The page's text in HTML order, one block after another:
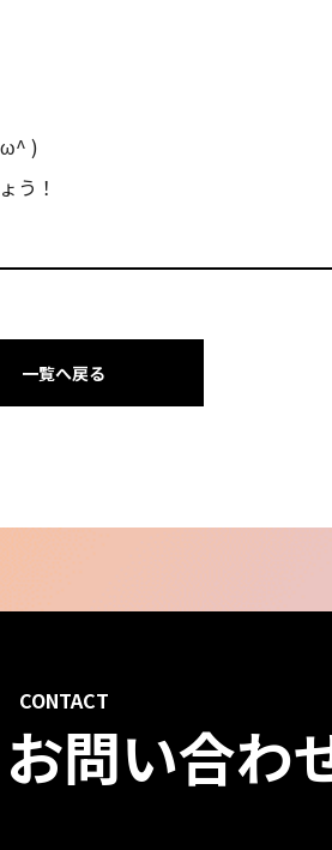
)
う！
一覧へ戻る
CONTACT
問い合わ